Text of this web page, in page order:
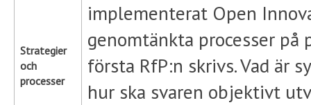
Strategier
och
processer
implementerat Open
genomtänkta processer på
första RfP:n skrivs. Vad är
hur ska svaren objektivt